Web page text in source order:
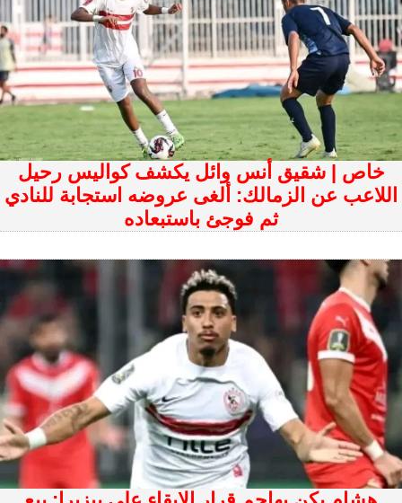
خاص | شقيق أنس وائل يكشف كواليس رحيل
اللاعب عن الزمالك: ألغى عروضه استجابة للنادي
ثم فوجئ باستبعاده